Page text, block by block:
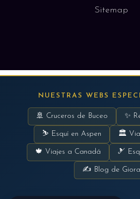
Sitemap
NUESTRAS WEBS
🚢 Cruceros de Buceo ✨
⛷ Esquí en Aspen 🏛
🍁 Viajes a Canadá 🎿
✍ Blog de Giora